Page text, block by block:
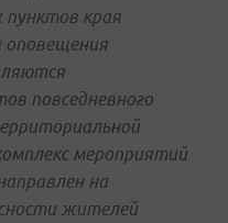
пунктов края
оповещения
повседневного
мероприятий
на
жителей